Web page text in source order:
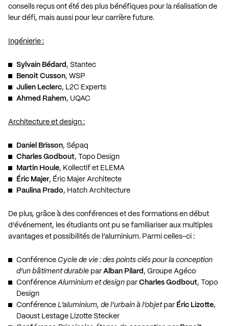
conseils reçus ont été des plus bénéfiques pour la réalisation de
leur défi, mais aussi pour leur carrière future.
Ingénierie :
Sylvain Bédard , Stantec
Benoit Cusson, WSP
Julien Leclerc, L2C Experts
Ahmed Rahem, UQAC
Architecture et design :
Daniel Brisson, Sépaq
Charles Godbout, Topo Design
Martin Houle, Kollectif et ELEMA
Éric Majer, Éric Majer Architecte
Paulina Prado, Hatch Architecture
De plus, grâce à des conférences et des formations en début
d’événement, les étudiants ont pu se familiariser aux multiples
avantages et possibilités de l’aluminium. Parmi celles-ci :
Conférence Cycle de vie : des points clés pour la conception
d’un bâtiment durable par Alban Pilard , Groupe Agéco
Conférence Aluminium et design par Charles Godbout, Topo
Design
Conférence L’aluminium, de l’urbain à l’objetpar Éric Lizotte,
Daoust Lestage Lizotte Stecker